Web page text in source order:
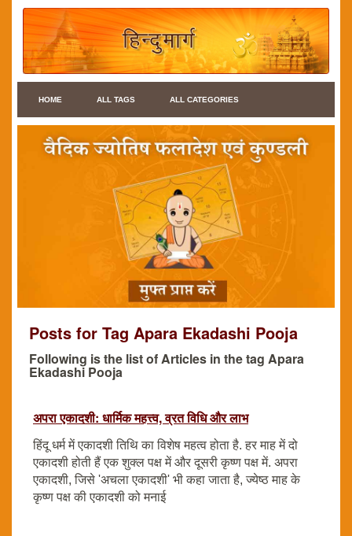
HOME ALL TAGS ALL CATEGORIES
Posts for Tag Apara Ekadashi Pooja
Following is the list of Articles in the tag Apara
Ekadashi Pooja
अपरा एकादशी: धार्मिक महत्त्व, व्रत विधि और लाभ
हिंदू धर्म में एकादशी तिथि का विशेष महत्व होता है. हर माह में दो
एकादशी होती हैं एक शुक्ल पक्ष में और दूसरी कृष्ण पक्ष में. अपरा
एकादशी, जिसे 'अचला एकादशी' भी कहा जाता है, ज्येष्ठ माह के
कृष्ण पक्ष की एकादशी को मनाई